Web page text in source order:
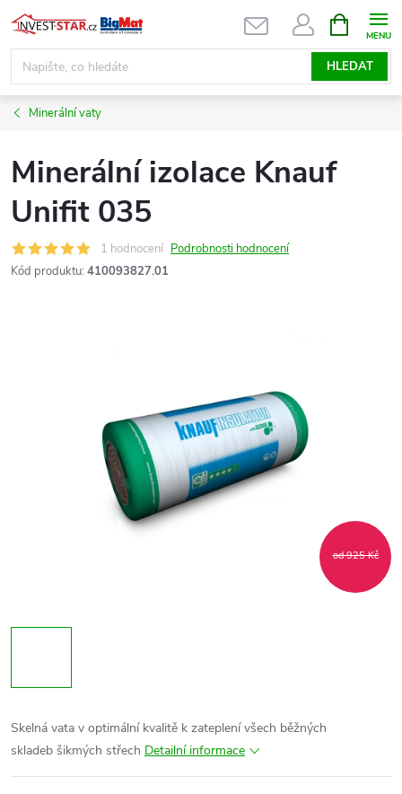
Přejít
na
obsah
HLEDAT
NÁKUPNÍ
KOŠÍK
Minerální vaty
Minerální izolace Knauf
Unifit 035
1 hodnocení Podrobnosti hodnocení
Kód produktu: 410093827.01
od 925 Kč
Skelná vata v optimální kvalitě k zateplení všech běžných
skladeb šikmých střech Detailní informace